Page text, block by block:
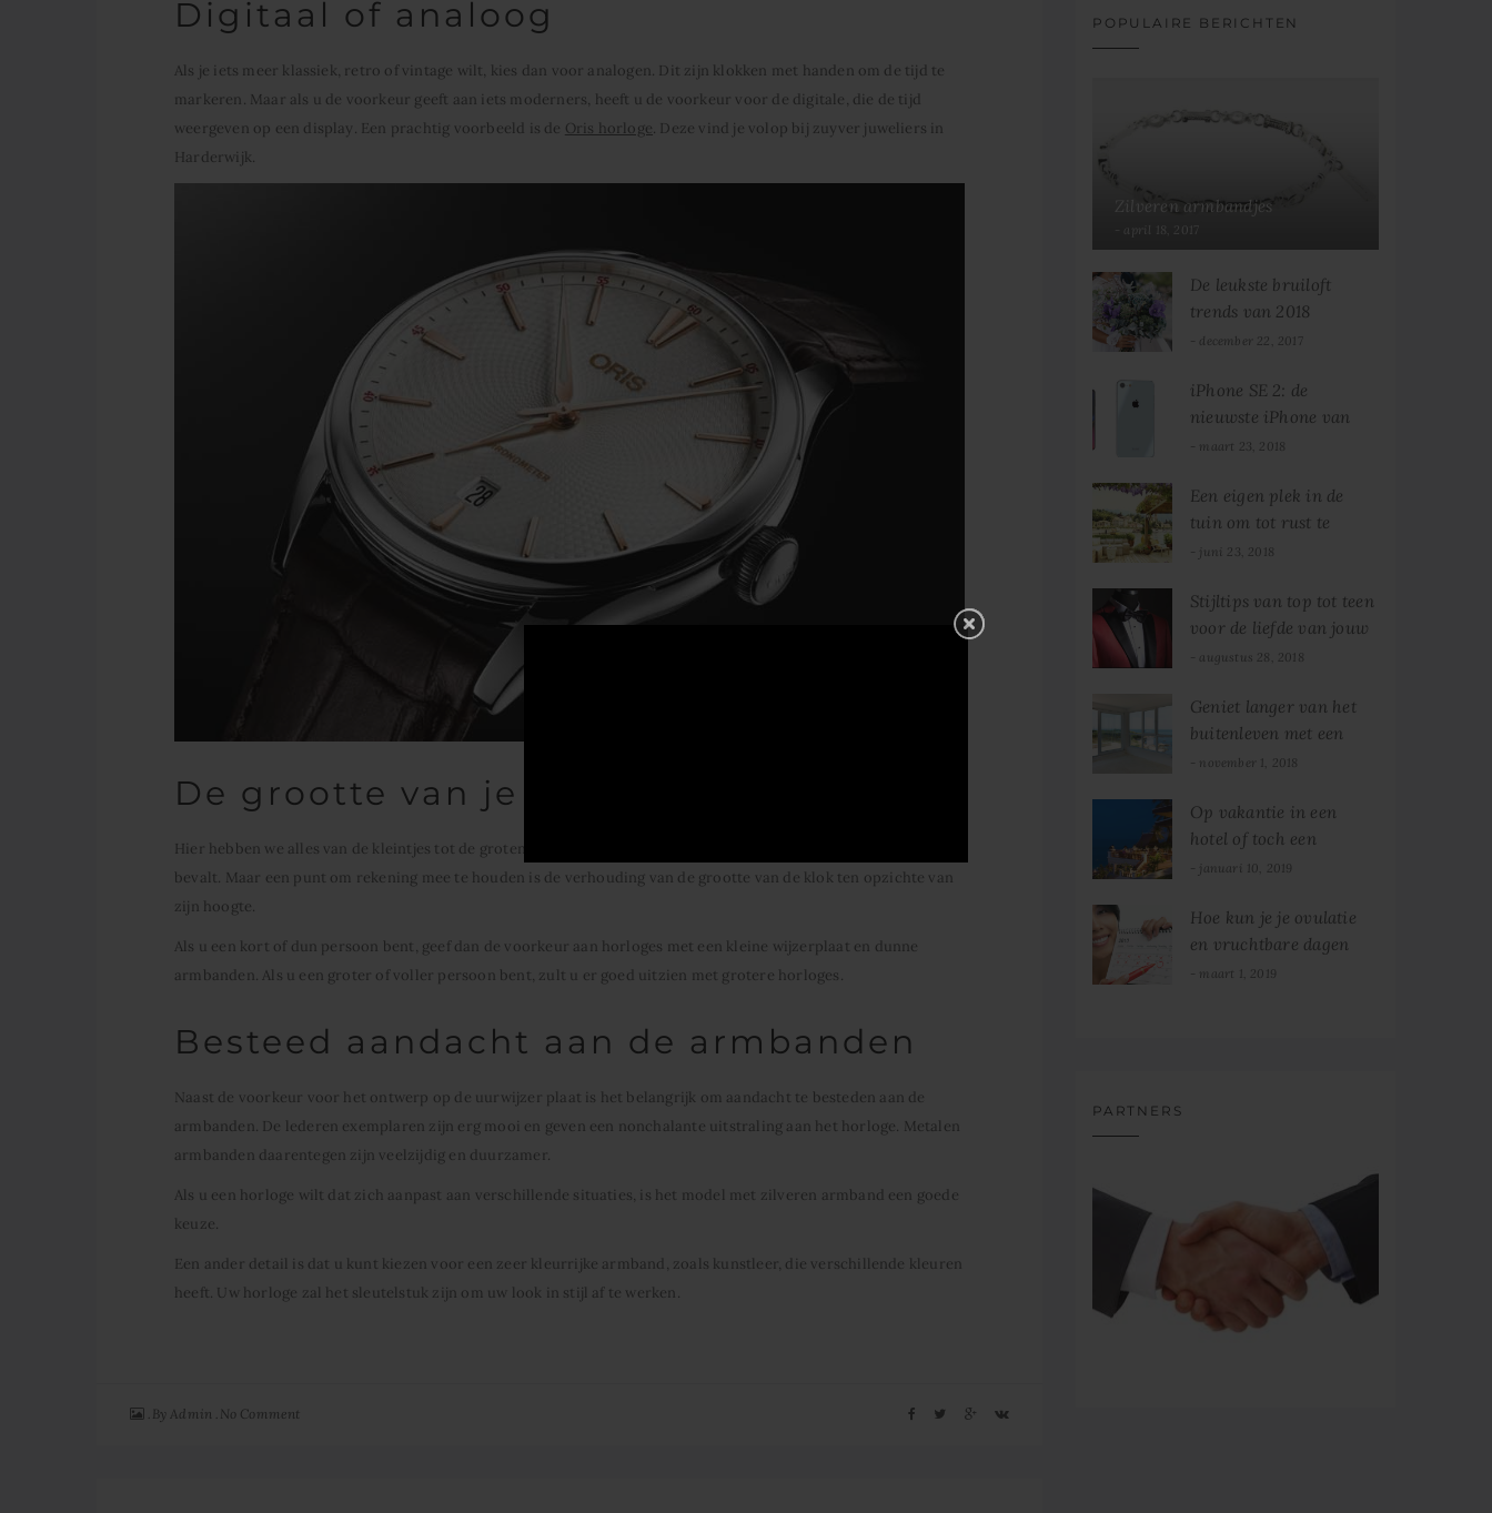
Digitaal of analoog
Als je iets meer klassiek, retro of vintage wilt, kies dan voor analogen. Dit zijn klokken met handen om de tijd te
markeren. Maar als u de voorkeur geeft aan iets moderners, heeft u de voorkeur voor de digitale, die de tijd
weergeven op een display. Een prachtig voorbeeld is de Oris horloge. Deze vind je volop bij zuyver juweliers in
Harderwijk.
De grootte van je horloge
Hier hebben we alles van de kleintjes tot de groten. Dus, afhankelijk van je stijl, kies je degene die je het meest
bevalt. Maar een punt om rekening mee te houden is de verhouding van de grootte van de klok ten opzichte van
zijn hoogte.
Als u een kort of dun persoon bent, geef dan de voorkeur aan horloges met een kleine wijzerplaat en dunne
armbanden. Als u een groter of voller persoon bent, zult u er goed uitzien met grotere horloges.
Besteed aandacht aan de armbanden
Naast de voorkeur voor het ontwerp op de uurwijzer plaat is het belangrijk om aandacht te besteden aan de
armbanden. De lederen exemplaren zijn erg mooi en geven een nonchalante uitstraling aan het horloge. Metalen
armbanden daarentegen zijn veelzijdig en duurzamer.
Als u een horloge wilt dat zich aanpast aan verschillende situaties, is het model met zilveren armband een goede
keuze.
Een ander detail is dat u kunt kiezen voor een zeer kleurrijke armband, zoals kunstleer, die verschillende kleuren
heeft. Uw horloge zal het sleutelstuk zijn om uw look in stijl af te werken.
By Admin No Comment
POPULAIRE BERICHTEN
Zilveren armbandjes
april 18, 2017
De leukste bruiloft
trends van 2018
december 22, 2017
iPhone SE 2: de
nieuwste iPhone van
2018!
maart 23, 2018
Een eigen plek in de
tuin om tot rust te
komen
juni 23, 2018
Stijltips van top tot teen
voor de liefde van jouw
leven
augustus 28, 2018
Geniet langer van het
buitenleven met een
glazen schuifpui
november 1, 2018
Op vakantie in een
hotel of toch een
camping?
januari 10, 2019
Hoe kun je je ovulatie
en vruchtbare dagen
berekenen?
maart 1, 2019
PARTNERS